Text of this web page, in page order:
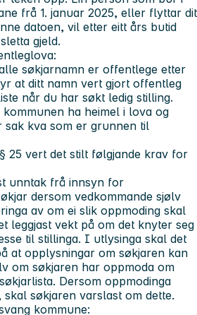
frå 1. januar 2025, eller flyttar dit
datoen, vil etter eitt års butid
gjeld.
søkjarnamn er offentlege etter
at ditt namn vert gjort offentleg
når du har søkt ledig stilling.
ha heimel i lova og
kva som er grunnen til
25 vert det stilt følgjande krav for
unntak frå innsyn for
dersom vedkommande sjølv
av om ei slik oppmoding skal
leggjast vekt på om det knyter seg
til stillinga. I utlysinga skal det
at opplysningar om søkjaren kan
om søkjaren har oppmoda om
Dersom oppmodinga
søkjaren varslast om dette.
kommune: